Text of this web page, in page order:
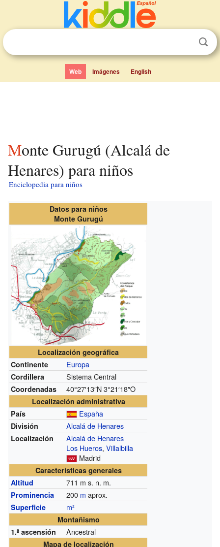
Web Imágenes English
Monte Gurugú (Alcalá de
Henares) para niños
Enciclopedia para niños
Datos para niños
Monte Gurugú
Localización geográfica
Continente
Europa
Cordillera Sistema Central
Coordenadas 40°27′13″N3°21′18″O
Localización administrativa
País
España
División Alcalá de Henares
Localización
Alcalá de Henares
Los Hueros,Villalbilla
Madrid
Características generales
Altitud
711 m s. n. m.
Prominencia 200 m aprox.
Superficie m²
Montañismo
1.ª ascensión
Ancestral
Mapa de localización